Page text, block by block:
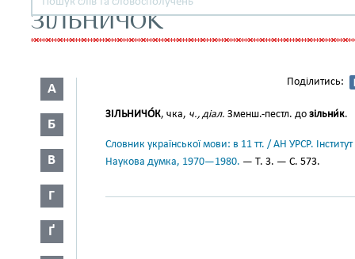
ЗІЛЬНИЧОК
А
Б
В
Г
Ґ
Поділитись:
ЗІЛЬНИЧО́К, чка, ч., діал. Зменш.-пестл. до зільни́к.
Словник української мови: в 11 тт. / АН УРСР.
Наукова думка, 1970—1980. — Т. 3. — С. 573.